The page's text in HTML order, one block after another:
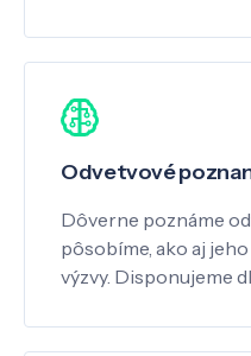
Odvetvové
Dôverne poznáme
pôsobíme, ako aj
výzvy. Disponujeme